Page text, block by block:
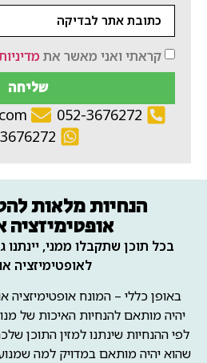
קראתי ואני מאשר את
שליחה
052-3676272
הנחיות מלאות
אופטימיזציה
לאופטימיזציה
באופן כללי – המונח אופטימיזציה
יהיה מותאם להנחיות האיכות של
לפי ההנחיות שינתנו למזין התוכן
שהוא יהיה מותאם במדויק למה